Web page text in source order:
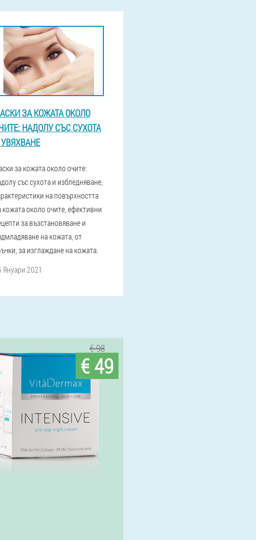
ЗА КОЖАТА ОКОЛО
НАДОЛУ СЪС СУХОТА
за кожата около очите:
със сухота и избледняване,
на повърхността
кожата около очите, ефективни
за възстановяване и
на кожата, от
за изглаждане на кожата.
Януари 2021
€ 98
€ 49